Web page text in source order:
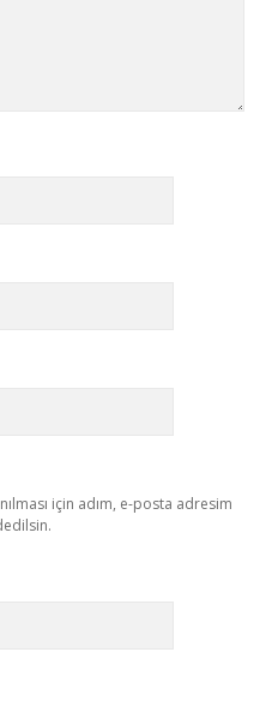
için adım, e-posta adresim